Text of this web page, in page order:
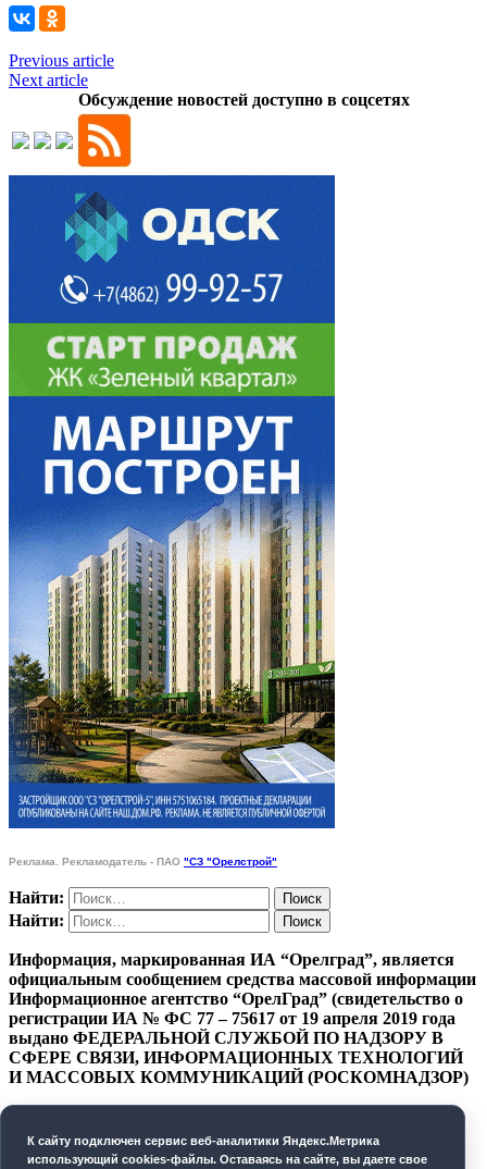
Previous article
Next article
Обсуждение новостей доступно в соцсетях
Реклама. Рекламодатель - ПАО "СЗ "Орелстрой"
Найти:
Найти:
Информация, маркированная ИА “Орелград”, является
официальным сообщением средства массовой информации
Информационное агентство “ОрелГрад” (свидетельство о
регистрации ИА № ФС 77 – 75617 от 19 апреля 2019 года
выдано ФЕДЕРАЛЬНОЙ СЛУЖБОЙ ПО НАДЗОРУ В
СФЕРЕ СВЯЗИ, ИНФОРМАЦИОННЫХ ТЕХНОЛОГИЙ
И МАССОВЫХ КОММУНИКАЦИЙ (РОСКОМНАДЗОР)
СОГЛАСИЕ НА ОБРАБОТКУ ПЕРСОНАЛЬНЫХ
К cайту подключен сервис веб-аналитики Яндекс.Метрика
использующий cookies-файлы. Оставаясь на сайте, вы даете свое